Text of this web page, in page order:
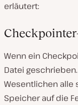
erläutert:
Wenn ein
Datei
Wesentlichen alle
Speicher auf die